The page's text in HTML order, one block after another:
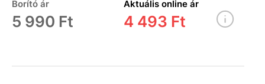
Borító ár
5 990 Ft
Aktuális online ár
4 493 Ft